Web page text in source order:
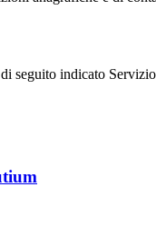
seguito indicato